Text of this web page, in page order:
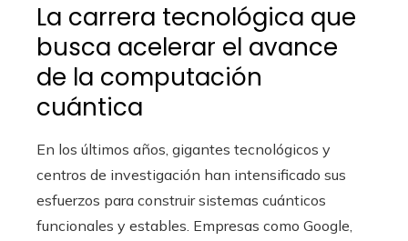
La carrera tecnológica que
busca acelerar el avance
de la computación
cuántica
En los últimos años, gigantes tecnológicos y
centros de investigación han intensificado sus
esfuerzos para construir sistemas cuánticos
funcionales y estables. Empresas como Google,